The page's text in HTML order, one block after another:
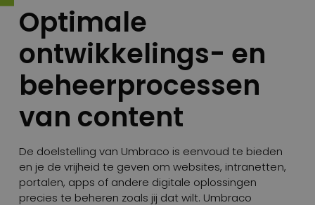
Optimale
ontwikkelings- en
beheerprocessen
van content
De doelstelling van Umbraco is eenvoud te bieden
en je de vrijheid te geven om websites, intranetten,
portalen, apps of andere digitale oplossingen
precies te beheren zoals jij dat wilt. Umbraco